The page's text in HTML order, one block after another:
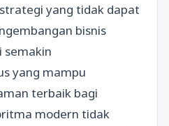
yang tidak dapat
bisnis
semakin
yang mampu
terbaik bagi
modern tidak